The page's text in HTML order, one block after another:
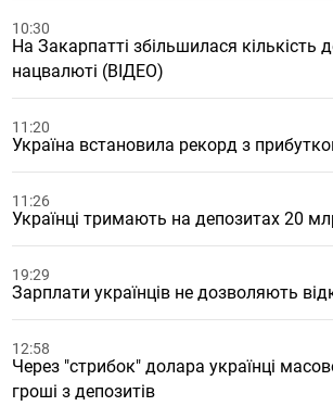
10:30
На Закарпатті збільшилася кількість
нацвалюті (ВІДЕО)
11:20
Україна встановила рекорд з
11:26
Українці тримають на депозитах 20
19:29
Зарплати українців не дозволяють
12:58
Через "стрибок" долара українці
гроші з депозитів